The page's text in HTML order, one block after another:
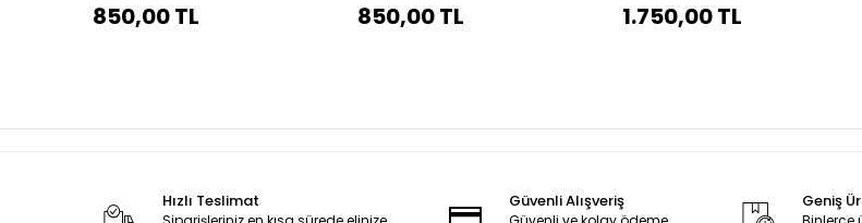
850,00 TL 850,00 TL
Tişörtü - Gri (2XL Beden)
1.750,00 TL
Hızlı Teslimat Güvenli Alışveriş Geniş